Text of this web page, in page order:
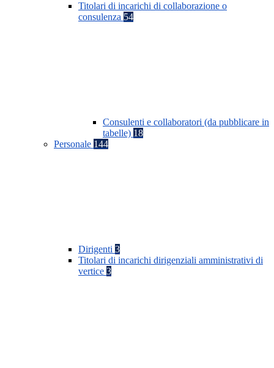
Titolari di incarichi di collaborazione o
consulenza 54
Consulenti e collaboratori (da pubblicare in
tabelle) 18
Personale 144
Dirigenti 3
Titolari di incarichi dirigenziali amministrativi di
vertice 3